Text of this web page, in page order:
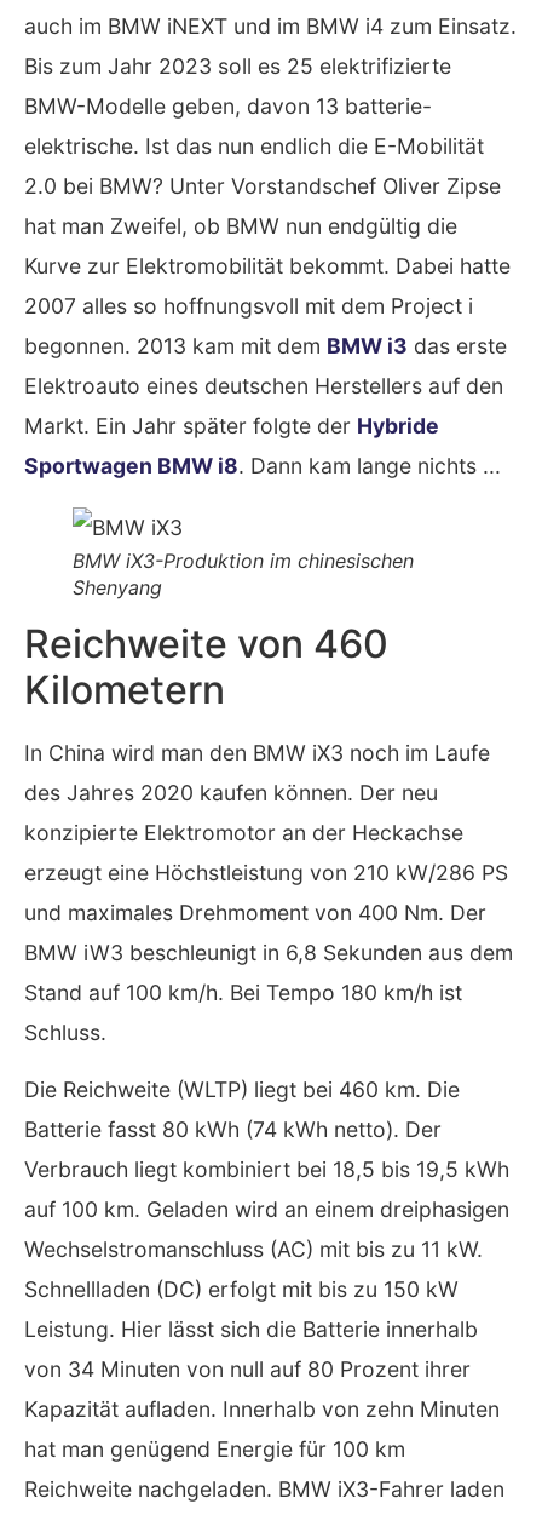
auch im BMW iNEXT und im BMW i4 zum Einsatz.
Bis zum Jahr 2023 soll es 25 elektrifizierte
BMW-Modelle geben, davon 13 batterie-
elektrische. Ist das nun endlich die E-Mobilität
2.0 bei BMW? Unter Vorstandschef Oliver Zipse
hat man Zweifel, ob BMW nun endgültig die
Kurve zur Elektromobilität bekommt. Dabei hatte
2007 alles so hoffnungsvoll mit dem Project i
begonnen. 2013 kam mit dem BMW i3 das erste
Elektroauto eines deutschen Herstellers auf den
Markt. Ein Jahr später folgte der Hybride
Sportwagen BMW i8. Dann kam lange nichts ...
BMW iX3-Produktion im chinesischen
Shenyang
Reichweite von 460
Kilometern
In China wird man den BMW iX3 noch im Laufe
des Jahres 2020 kaufen können. Der neu
konzipierte Elektromotor an der Heckachse
erzeugt eine Höchstleistung von 210 kW/286 PS
und maximales Drehmoment von 400 Nm. Der
BMW iW3 beschleunigt in 6,8 Sekunden aus dem
Stand auf 100 km/h. Bei Tempo 180 km/h ist
Schluss.
Die Reichweite (WLTP) liegt bei 460 km. Die
Batterie fasst 80 kWh (74 kWh netto). Der
Verbrauch liegt kombiniert bei 18,5 bis 19,5 kWh
auf 100 km. Geladen wird an einem dreiphasigen
Wechselstromanschluss (AC) mit bis zu 11 kW.
Schnellladen (DC) erfolgt mit bis zu 150 kW
Leistung. Hier lässt sich die Batterie innerhalb
von 34 Minuten von null auf 80 Prozent ihrer
Kapazität aufladen. Innerhalb von zehn Minuten
hat man genügend Energie für 100 km
Reichweite nachgeladen. BMW iX3-Fahrer laden